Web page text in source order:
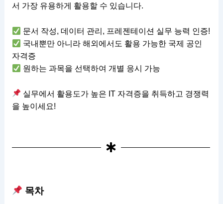
서 가장 유용하게 활용할 수 있습니다.
문서 작성, 데이터 관리, 프레젠테이션 실무 능력 인증!
국내뿐만 아니라 해외에서도 활용 가능한 국제 공인
자격증
원하는 과목을 선택하여 개별 응시 가능
실무에서 활용도가 높은 IT 자격증을 취득하고 경쟁력
을 높이세요!
목차